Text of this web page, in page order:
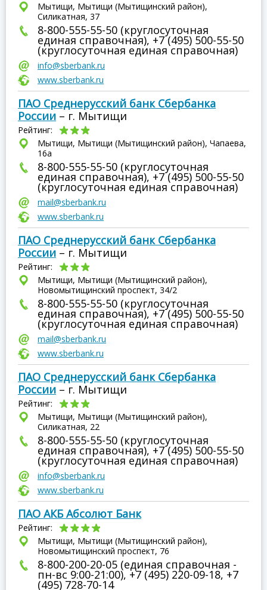
Мытищи, Мытищи (Мытищинский район),
Силикатная, 37
8-800-555-55-50 (круглосуточная
единая справочная), +7 (495) 500-55-50
(круглосуточная единая справочная)
info@sberbank.ru
www.sberbank.ru
ПАО Среднерусский банк Сбербанка
России – г. Мытищи
Рейтинг:
Мытищи, Мытищи (Мытищинский район), Чапаева,
16а
8-800-555-55-50 (круглосуточная
единая справочная), +7 (495) 500-55-50
(круглосуточная единая справочная)
mail@sberbank.ru
www.sberbank.ru
ПАО Среднерусский банк Сбербанка
России – г. Мытищи
Рейтинг:
Мытищи, Мытищи (Мытищинский район),
Новомытищинский проспект, 34/2
8-800-555-55-50 (круглосуточная
единая справочная), +7 (495) 500-55-50
(круглосуточная единая справочная)
mail@sberbank.ru
www.sberbank.ru
ПАО Среднерусский банк Сбербанка
России – г. Мытищи
Рейтинг:
Мытищи, Мытищи (Мытищинский район),
Силикатная, 22
8-800-555-55-50 (круглосуточная
единая справочная), +7 (495) 500-55-50
(круглосуточная единая справочная)
info@sberbank.ru
www.sberbank.ru
ПАО АКБ Абсолют Банк
Рейтинг:
Мытищи, Мытищи (Мытищинский район),
Новомытищинский проспект, 76
8-800-200-20-05 (единая справочная -
пн-вс 9:00-21:00), +7 (495) 220-09-18, +7
(495) 728-70-14